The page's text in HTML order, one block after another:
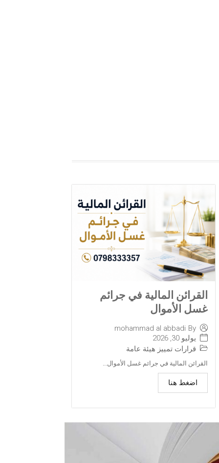
القرائن المالية في جرائم
غسل الأموال
By
mohammad al abbadi
يوليو 30, 2026
قرارات تمييز هيئة عامة
القرائن المالية في جرائم غسل الأموال...
اضغط هنا